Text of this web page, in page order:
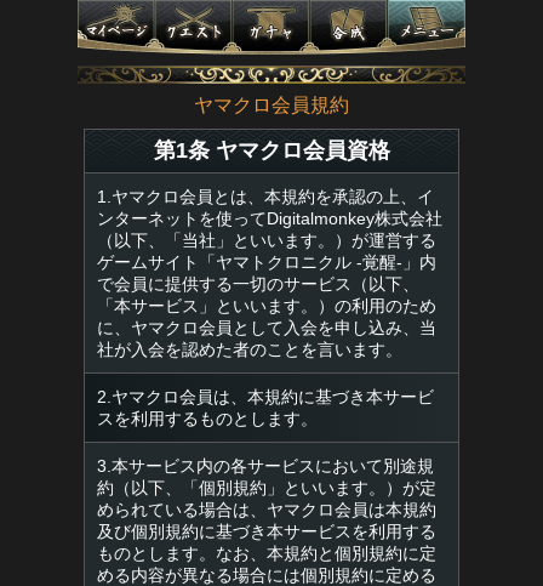
ヤマクロ会員規約
第1条 ヤマクロ会員資格
1.ヤマクロ会員とは、本規約を承認の上、イ
ンターネットを使ってDigitalmonkey株式会社
（以下、「当社」といいます。）が運営する
ゲームサイト「ヤマトクロニクル -覚醒-」内
で会員に提供する一切のサービス（以下、
「本サービス」といいます。）の利用のため
に、ヤマクロ会員として入会を申し込み、当
社が入会を認めた者のことを言います。
2.ヤマクロ会員は、本規約に基づき本サービ
スを利用するものとします。
3.本サービス内の各サービスにおいて別途規
約（以下、「個別規約」といいます。）が定
められている場合は、ヤマクロ会員は本規約
及び個別規約に基づき本サービスを利用する
ものとします。なお、本規約と個別規約に定
める内容が異なる場合には個別規約に定める